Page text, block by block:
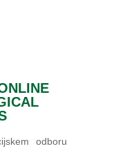
odboru